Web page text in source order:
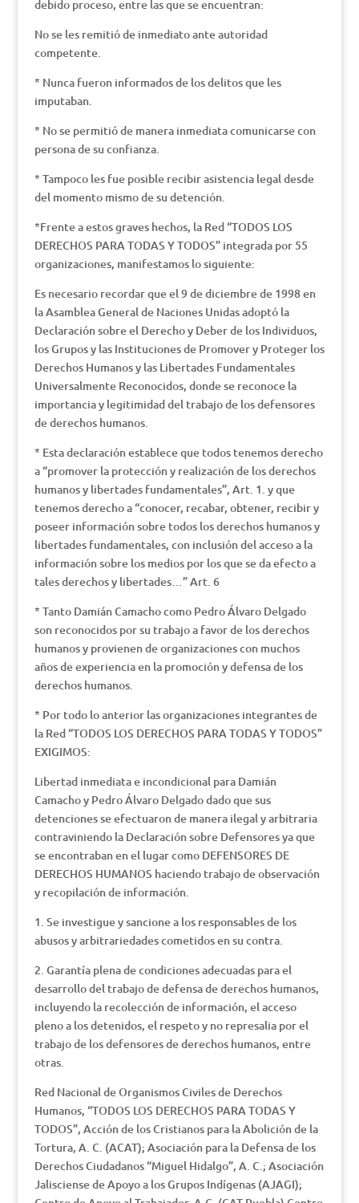
debido proceso, entre las que se encuentran:
No se les remitió de inmediato ante autoridad
competente.
* Nunca fueron informados de los delitos que les
imputaban.
* No se permitió de manera inmediata comunicarse con
persona de su confianza.
* Tampoco les fue posible recibir asistencia legal desde
del momento mismo de su detención.
*Frente a estos graves hechos, la Red “TODOS LOS
DERECHOS PARA TODAS Y TODOS” integrada por 55
organizaciones, manifestamos lo siguiente:
Es necesario recordar que el 9 de diciembre de 1998 en
la Asamblea General de Naciones Unidas adoptó la
Declaración sobre el Derecho y Deber de los Individuos,
los Grupos y las Instituciones de Promover y Proteger los
Derechos Humanos y las Libertades Fundamentales
Universalmente Reconocidos, donde se reconoce la
importancia y legitimidad del trabajo de los defensores
de derechos humanos.
* Esta declaración establece que todos tenemos derecho
a “promover la protección y realización de los derechos
humanos y libertades fundamentales”, Art. 1. y que
tenemos derecho a “conocer, recabar, obtener, recibir y
poseer información sobre todos los derechos humanos y
libertades fundamentales, con inclusión del acceso a la
información sobre los medios por los que se da efecto a
tales derechos y libertades…” Art. 6
* Tanto Damián Camacho como Pedro Álvaro Delgado
son reconocidos por su trabajo a favor de los derechos
humanos y provienen de organizaciones con muchos
años de experiencia en la promoción y defensa de los
derechos humanos.
* Por todo lo anterior las organizaciones integrantes de
la Red “TODOS LOS DERECHOS PARA TODAS Y TODOS”
EXIGIMOS:
Libertad inmediata e incondicional para Damián
Camacho y Pedro Álvaro Delgado dado que sus
detenciones se efectuaron de manera ilegal y arbitraria
contraviniendo la Declaración sobre Defensores ya que
se encontraban en el lugar como DEFENSORES DE
DERECHOS HUMANOS haciendo trabajo de observación
y recopilación de información.
1. Se investigue y sancione a los responsables de los
abusos y arbitrariedades cometidos en su contra.
2. Garantía plena de condiciones adecuadas para el
desarrollo del trabajo de defensa de derechos humanos,
incluyendo la recolección de información, el acceso
pleno a los detenidos, el respeto y no represalia por el
trabajo de los defensores de derechos humanos, entre
otras.
Red Nacional de Organismos Civiles de Derechos
Humanos, “TODOS LOS DERECHOS PARA TODAS Y
TODOS”, Acción de los Cristianos para la Abolición de la
Tortura, A. C. (ACAT); Asociación para la Defensa de los
Derechos Ciudadanos “Miguel Hidalgo”, A. C.; Asociación
Jalisciense de Apoyo a los Grupos Indígenas (AJAGI);